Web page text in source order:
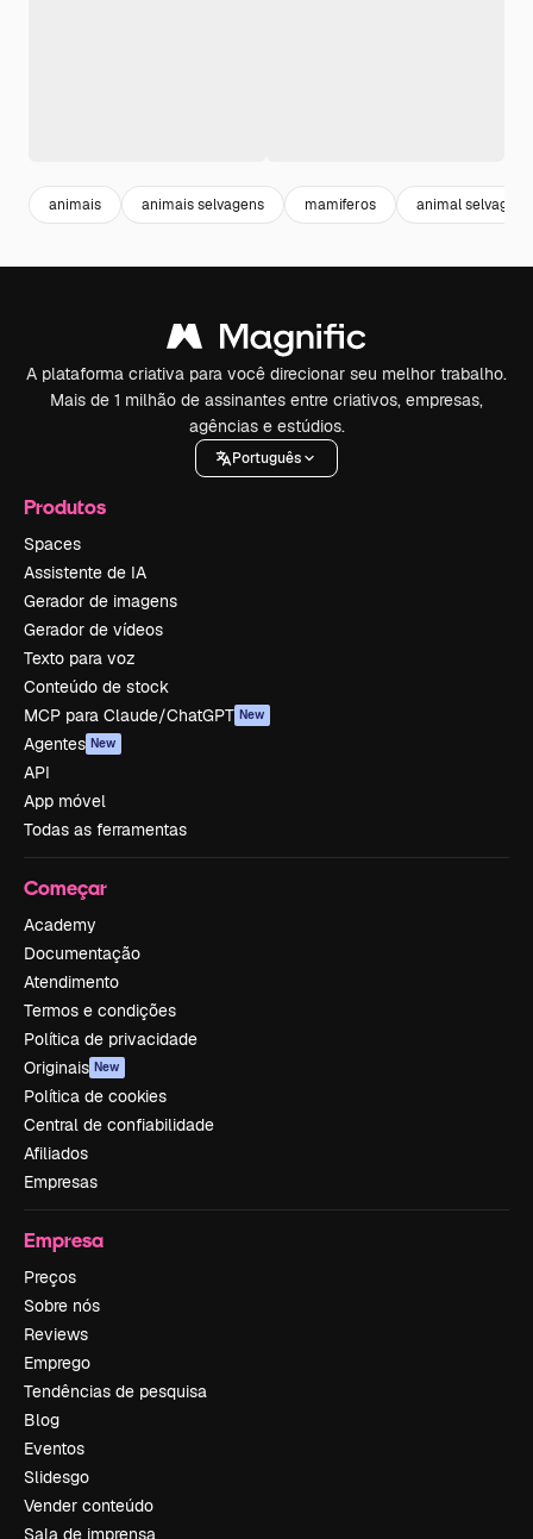
animais animais selvagens mamiferos animal selvagem
A plataforma criativa para você direcionar seu melhor trabalho.
Mais de 1 milhão de assinantes entre criativos, empresas,
agências e estúdios.
Português
Produtos
Spaces
Assistente de IA
Gerador de imagens
Gerador de vídeos
Texto para voz
Conteúdo de stock
MCP para Claude/ChatGPT New
Agentes New
API
App móvel
Todas as ferramentas
Começar
Academy
Documentação
Atendimento
Termos e condições
Política de privacidade
Originais New
Política de cookies
Central de confiabilidade
Afiliados
Empresas
Empresa
Preços
Sobre nós
Reviews
Emprego
Tendências de pesquisa
Blog
Eventos
Slidesgo
Vender conteúdo
Sala de imprensa